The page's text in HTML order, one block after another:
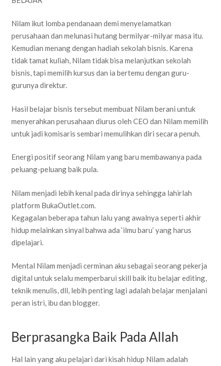
Nilam ikut lomba pendanaan demi menyelamatkan
perusahaan dan melunasi hutang bermilyar-milyar masa itu.
Kemudian menang dengan hadiah sekolah bisnis. Karena
tidak tamat kuliah, Nilam tidak bisa melanjutkan sekolah
bisnis, tapi memilih kursus dan ia bertemu dengan guru-
gurunya direktur.
Hasil belajar bisnis tersebut membuat Nilam berani untuk
menyerahkan perusahaan diurus oleh CEO dan Nilam memilih
untuk jadi komisaris sembari memulihkan diri secara penuh.
Energi positif seorang Nilam yang baru membawanya pada
peluang-peluang baik pula.
Nilam menjadi lebih kenal pada dirinya sehingga lahirlah
platform BukaOutlet.com.
Kegagalan beberapa tahun lalu yang awalnya seperti akhir
hidup melainkan sinyal bahwa ada ‘ilmu baru’ yang harus
dipelajari.
Mental Nilam menjadi cerminan aku sebagai seorang pekerja
digital untuk selalu memperbarui skill baik itu belajar editing,
teknik menulis, dll, lebih penting lagi adalah belajar menjalani
peran istri, ibu dan blogger.
Berprasangka Baik Pada Allah
Hal lain yang aku pelajari dari kisah hidup Nilam adalah